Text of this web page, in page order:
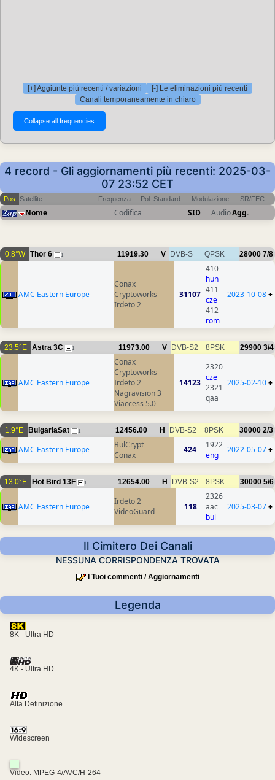
[+] Aggiunte più recenti / variazioni
[-] Le eliminazioni più recenti
Canali temporaneamente in chiaro
4 record - Gli aggiornamenti più recenti: 2025-03-
07 23:52 CET
Pos Satellite Frequenza Pol Standard Modulazione SR/FEC
Nome Codifica SID AudioAgg.
0.8°W Thor 6 1 11919.30 V DVB-S QPSK 28000 7/8
AMC Eastern Europe
Conax
Cryptoworks
Irdeto 2
31107
410
hun
411
cze
412
rom
2023-10-08+
23.5°E Astra 3C 1 11973.00 V DVB-S2 8PSK 29900 3/4
AMC Eastern Europe
Conax
Cryptoworks
Irdeto 2
Nagravision 3
Viaccess 5.0
14123
2320
cze
2321
qaa
2025-02-10+
1.9°E BulgariaSat 1 12456.00 H DVB-S2 8PSK 30000 2/3
AMC Eastern Europe
BulCrypt
Conax
424
1922
eng
2022-05-07+
13.0°E Hot Bird 13F 1 12654.00 H DVB-S2 8PSK 30000 5/6
AMC Eastern Europe
Irdeto 2
VideoGuard
118
2326
aac
bul
2025-03-07+
Il Cimitero Dei Canali
NESSUNA CORRISPONDENZA TROVATA
I Tuoi commenti / Aggiornamenti
Legenda
8K - Ultra HD
4K - Ultra HD
Alta Definizione
Widescreen
Video: MPEG-4/AVC/H-264